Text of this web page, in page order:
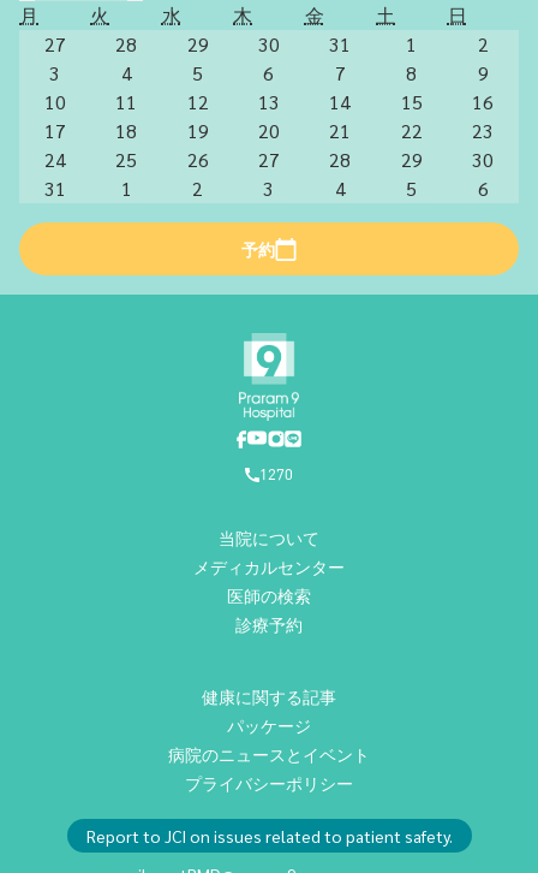
月
火 水 木 金 土
日
27
28 29 30 31 1
2
3
4 5 6 7 8
9
10
11 12 13 14 15
16
17
18 19 20 21 22
23
24
25 26 27 28 29
30
31
1 2 3 4 5 6
予約
1270
当院について
メディカルセンター
医師の検索
診療予約
健康に関する記事
パッケージ
病院のニュースとイベント
プライバシーポリシー
Report to JCI on issues related to patient safety.